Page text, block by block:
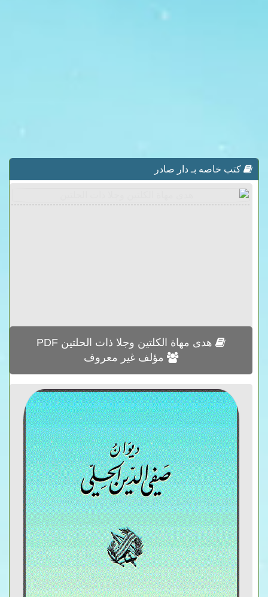
كتب خاصه بـ دار صادر
هدى مهاة الكلتين وجلا ذات الحلتين PDF
مؤلف غير معروف